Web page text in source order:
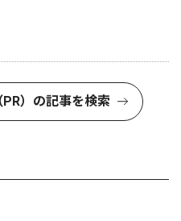
）の記事を検索